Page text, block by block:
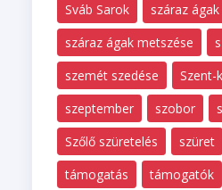
Sváb Sarok
száraz
száraz ágak metszése
szemét szedése
Szent-
szeptember
szobor
Szőlő szüretelés
szüret
támogatás
támogatók